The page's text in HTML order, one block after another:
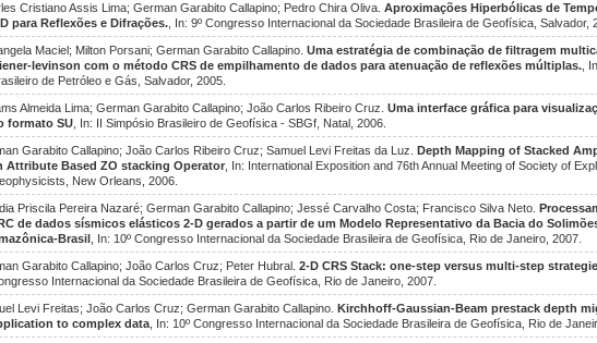
Cristiano Assis Lima; German Garabito Callapino; Pedro Chira Oliva. Aproximações Hiperbólicas de
para Reflexões e Difrações. , In: 9º Congresso Internacional da Sociedade Brasileira de Geofísica, Salvador,
Maciel; Milton Porsani; German Garabito Callapino. Uma estratégia de combinação de filtragem
levinson com o método CRS de empilhamento de dados para atenuação de reflexões múltiplas. ,
de Petróleo e Gás, Salvador, 2005.
Almeida Lima; German Garabito Callapino; João Carlos Ribeiro Cruz. Uma interface gráfica para
formato SU , In: II Simpósio Brasileiro de Geofísica - SBGf, Natal, 2006.
Garabito Callapino; João Carlos Ribeiro Cruz; Samuel Levi Freitas da Luz. Depth Mapping of Stacked
Attribute Based ZO stacking Operator , In: International Exposition and 76th Annual Meeting of Society of
New Orleans, 2006.
Priscila Pereira Nazaré; German Garabito Callapino; Jessé Carvalho Costa; Francisco Silva Neto.
de dados sísmicos elásticos 2-D gerados a partir de um Modelo Representativo da Bacia do
Brasil , In: 10º Congresso Internacional da Sociedade Brasileira de Geofísica, Rio de Janeiro, 2007.
Garabito Callapino; João Carlos Cruz; Peter Hubral. 2-D CRS Stack: one-step versus multi-step
Internacional da Sociedade Brasileira de Geofísica, Rio de Janeiro, 2007.
Levi Freitas; João Carlos Cruz; German Garabito Callapino. Kirchhoff-Gaussian-Beam prestack depth
to complex data , In: 10º Congresso Internacional da Sociedade Brasileira de Geofísica, Rio de